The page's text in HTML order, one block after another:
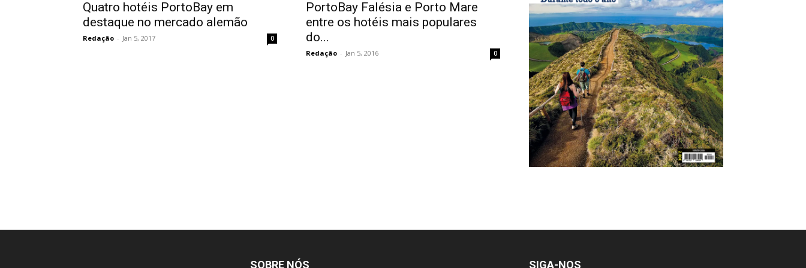
Quatro hotéis PortoBay em
destaque no mercado alemão
Redação - Jan 5, 2017 0
PortoBay Falésia e Porto Mare
entre os hotéis mais populares
do...
Redação - Jan 5, 2016 0
SOBRE NÓS SIGA-NOS